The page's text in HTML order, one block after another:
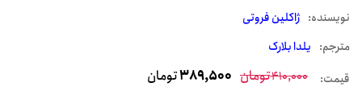
نويسنده: ژاکلین فروتی
مترجم: یلدا بلارک
قیمت: 410,000تومان 389,500تومان